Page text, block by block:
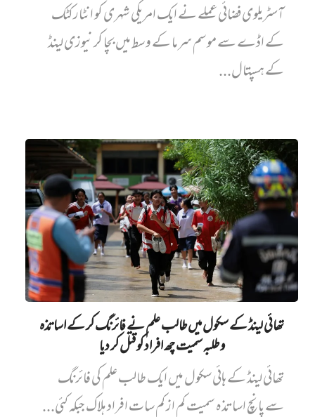
آسٹریلوی فضائی عملے نے ایک امریکی شہری کو انٹارکٹک
کے اڈے سے موسم سرما کے وسط میں بچا کر نیوزی لینڈ
کے ہسپتال...
تھائی لینڈ کے سکول میں طالب علم نے فائرنگ کر کے اساتذہ
و طلبہ سمیت چھ افراد کو قتل کر دیا
تھائی لینڈ کے ہائی سکول میں ایک طالب علم کی فائرنگ
سے پانچ اساتذہ سمیت کم از کم سات افراد ہلاک جبکہ کئی...